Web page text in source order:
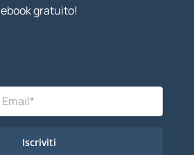
ebook gratuito!
Iscriviti